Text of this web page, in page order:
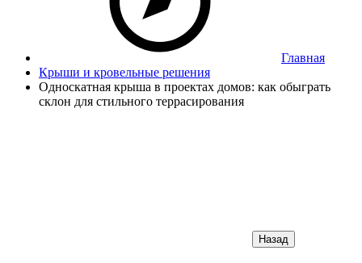
Главная
Крыши и кровельные решения
Односкатная крыша в проектах домов: как обыграть
склон для стильного террасирования
Назад